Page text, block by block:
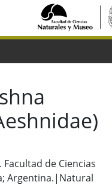
de Ciencias
Argentina.|Natural